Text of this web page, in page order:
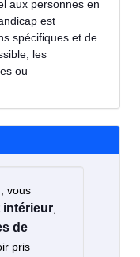
aux personnes en
est
spécifiques et de
les
ou
vous
intérieur,
de
pris